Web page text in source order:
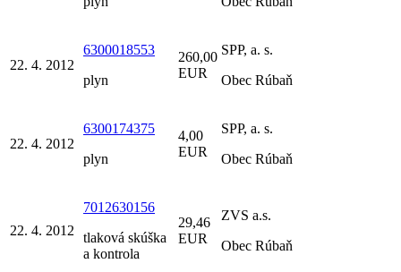
22. 4. 2012
6300018553
plyn
260,00
EUR
SPP, a. s.
Obec Rúbaň
22. 4. 2012
6300174375
plyn
4,00
EUR
SPP, a. s.
Obec Rúbaň
22. 4. 2012
7012630156
tlaková skúška
a kontrola
29,46
EUR
ZVS a.s.
Obec Rúbaň